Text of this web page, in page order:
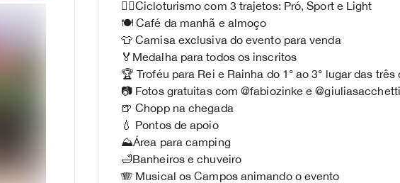
🚴‍♂️Cicloturismo com 3 trajetos: Pró, Sport e Light
🍽 Café da manhã e almoço
👕 Camisa exclusiva do evento para venda
🏅Medalha para todos os inscritos
🏆 Troféu para Rei e Rainha do 1° ao 3° lugar das
📷 Fotos gratuitas com @fabiozinke e
🍺 Chopp na chegada
💧 Pontos de apoio
⛰️Área para camping
🛁Banheiros e chuveiro
🪗 Musical os Campos animando o evento